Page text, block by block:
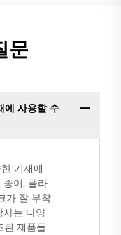
문
에 사용할 수
기재에
종이, 플라
가 잘 부착
사는 다양
된 제품들